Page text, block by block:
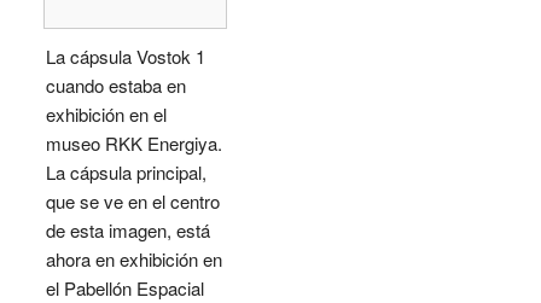
La cápsula Vostok 1
cuando estaba en
exhibición en el
museo RKK Energiya.
La cápsula principal,
que se ve en el centro
de esta imagen, está
ahora en exhibición en
el Pabellón Espacial